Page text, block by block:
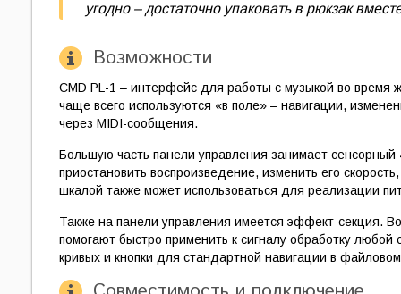
угодно – достаточно упаковать в рюкзак
Возможности
CMD PL-1 – интерфейс для работы с музыкой во время
чаще всего используются «в поле» – навигации,
через MIDI-сообщения.
Большую часть панели управления занимает
приостановить воспроизведение, изменить его
шкалой также может использоваться для реализации
Также на панели управления имеется эффект-секция.
помогают быстро применить к сигналу обработку
кривых и кнопки для стандартной навигации в